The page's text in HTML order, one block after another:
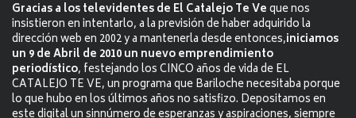
Gracias a los televidentes de El Catalejo Te Veque nos
insistieron en intentarlo, a la previsión de haber adquirido la
dirección web en 2002 y a mantenerla desde entonces,iniciamos
un 9 de Abril de 2010 un nuevo emprendimiento
periodístico, festejando los CINCO años de vida de EL
CATALEJO TE VE, un programa que Bariloche necesitaba porque
lo que hubo en los últimos años no satisfizo. Depositamos en